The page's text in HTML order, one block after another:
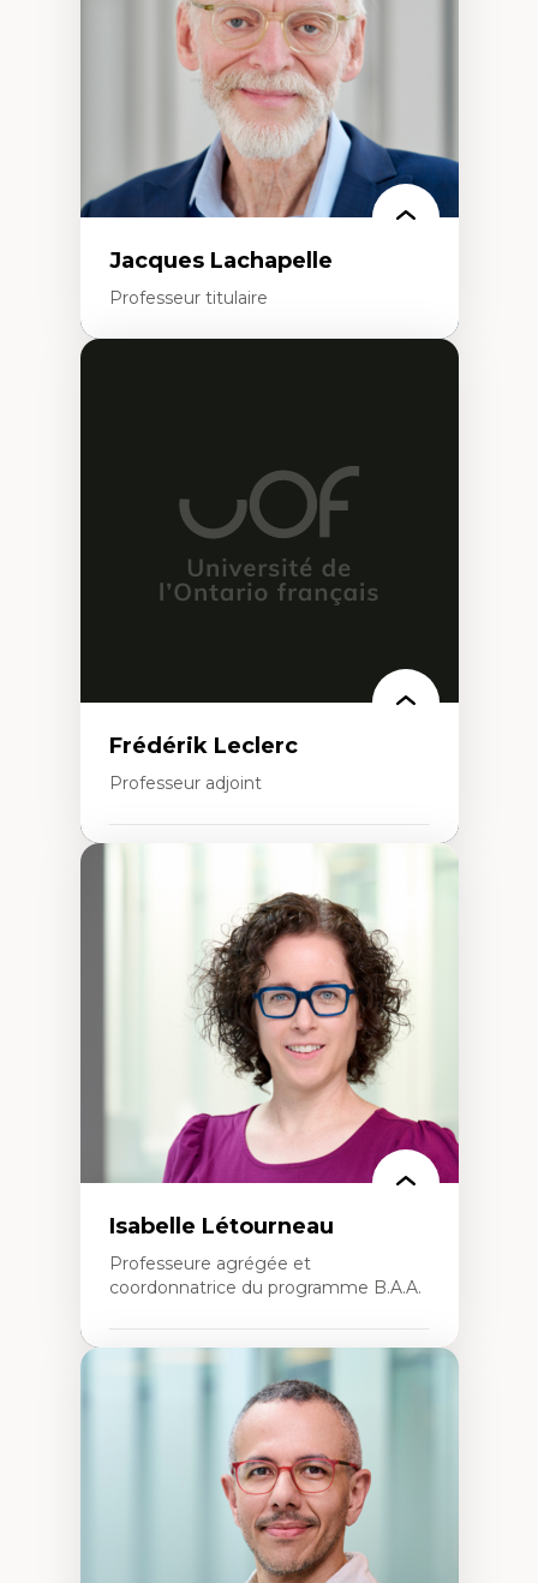
technologies numériques
Résistances et droits numériques
Internet des objets
Problématiques relatives à l’intelligence
artificielle, l’apprentissage machine et les
hautes technologies
Féminismes et nouvelles technologies
Jacques Lachapelle
Professeur titulaire
l'environnement bâti
Conception de projet en milieu existant
Analyse critique en architecture et
enseignement du design architectural et
Frédérik Leclerc
Professeur adjoint
Théories et pratiques de l’urbanisme
Urbanisme durable
Histoire de l’urbanisme
Théories sur la
territorialité/territorialisation
Isabelle Létourneau
Professeure agrégée et
coordonnatrice du programme B.A.A.
Expertises
Conciliation travail-vie personnelle
Gestion des ressources humaines
(attraction et fidélisation de la main-
Responsabilité sociale des organisations
Interventions organisationnelles
Comportement organisationnel
(mobilisation au travail)
Recherche qualitative
Éthique des affaires